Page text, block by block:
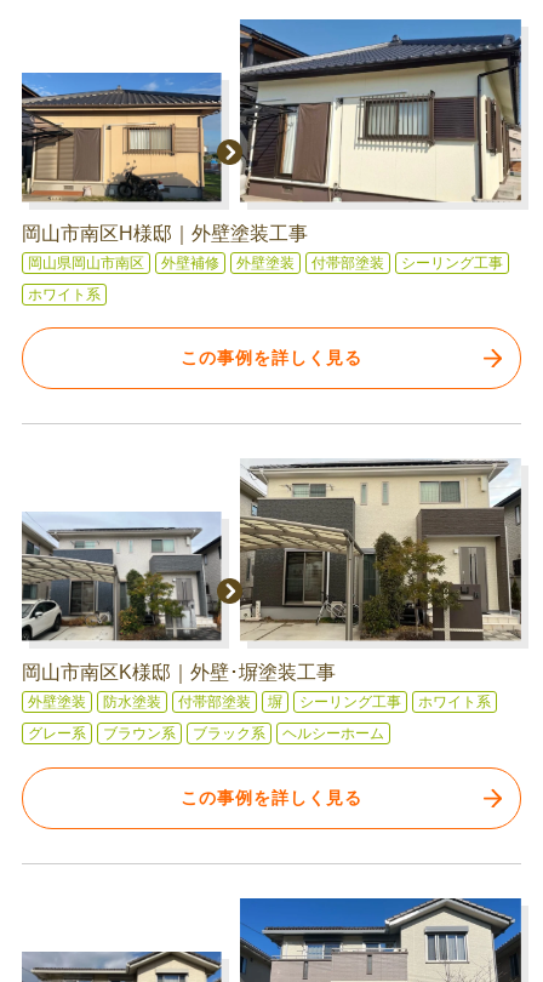
岡山市南区H様邸｜外壁塗装工事
岡山県岡山市南区 外壁補修 外壁塗装 付帯部塗装
シーリング工事
ホワイト系
この事例を詳しく見る
岡山市南区K様邸｜外壁･塀塗装工事
外壁塗装 防水塗装 付帯部塗装 塀 シーリング工事
ホワイト系
グレー系
ブラウン系 ブラック系 ヘルシーホーム
この事例を詳しく見る